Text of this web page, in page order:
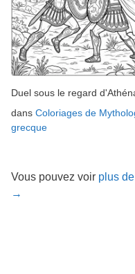
Duel sous le regard
dans Coloriages de
grecque
Vous pouvez voir plus
→